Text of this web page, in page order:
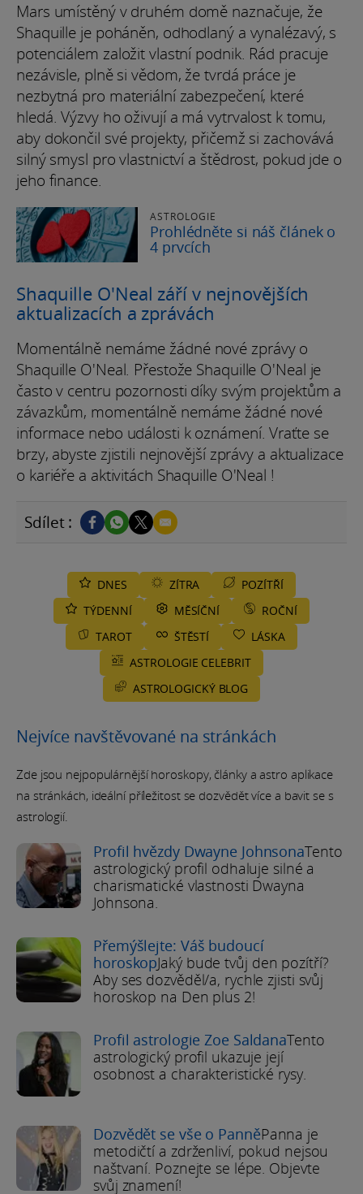
Mars umístěný v druhém domě naznačuje, že
Shaquille je poháněn, odhodlaný a vynalézavý, s
potenciálem založit vlastní podnik. Rád pracuje
nezávisle, plně si vědom, že tvrdá práce je
nezbytná pro materiální zabezpečení, které
hledá. Výzvy ho oživují a má vytrvalost k tomu,
aby dokončil své projekty, přičemž si zachovává
silný smysl pro vlastnictví a štědrost, pokud jde o
jeho finance.
ASTROLOGIE
Prohlédněte si náš článek o
4 prvcích
Shaquille O'Neal září v nejnovějších
aktualizacích a zprávách
Momentálně nemáme žádné nové zprávy o
Shaquille O'Neal. Přestože Shaquille O'Neal je
často v centru pozornosti díky svým projektům a
závazkům, momentálně nemáme žádné nové
informace nebo události k oznámení. Vraťte se
brzy, abyste zjistili nejnovější zprávy a aktualizace
o kariéře a aktivitách Shaquille O'Neal !
Sdílet :
DNES ZÍTRA
POZÍTŘÍ
TÝDENNÍ
MĚSÍČNÍ
ROČNÍ
TAROT
ŠTĚSTÍ
LÁSKA
ASTROLOGIE CELEBRIT
ASTROLOGICKÝ BLOG
Nejvíce navštěvované na stránkách
Zde jsou nejpopulárnější horoskopy, články a astro aplikace
na stránkách, ideální příležitost se dozvědět více a bavit se s
astrologií.
Profil hvězdy Dwayne JohnsonaTento
astrologický profil odhaluje silné a
charismatické vlastnosti Dwayna
Johnsona.
Přemýšlejte: Váš budoucí
horoskopJaký bude tvůj den pozítří?
Aby ses dozvěděl/a, rychle zjisti svůj
horoskop na Den plus 2!
Profil astrologie Zoe SaldanaTento
astrologický profil ukazuje její
osobnost a charakteristické rysy.
Dozvědět se vše o PanněPanna je
metodičtí a zdrženliví, pokud nejsou
naštvaní. Poznejte se lépe. Objevte
svůj znamení!